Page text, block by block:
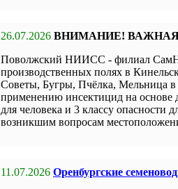
26.07.2026 ВНИМАНИЕ!
Поволжский НИИСС - филиал
производственных полях в
Советы, Бугры, Пчёлка, Мельница в
применению инсектицид на основе
для человека и 3 классу опасности
возникшим вопросам
11.07.2026 Оренбургские